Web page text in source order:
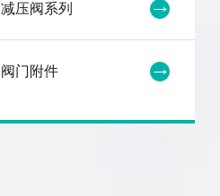
减压阀系列
阀门附件